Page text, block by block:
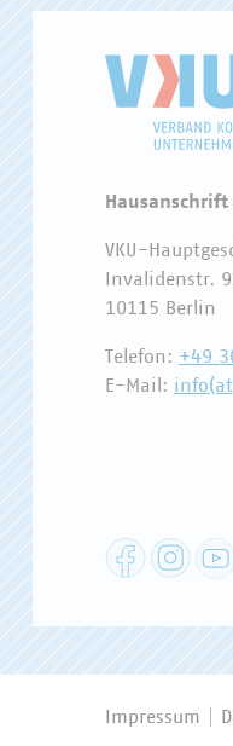
VKU-
Invalidenstr.
10115 Berlin
Telefon: +49
E-Mail:
Facebook
Impressum